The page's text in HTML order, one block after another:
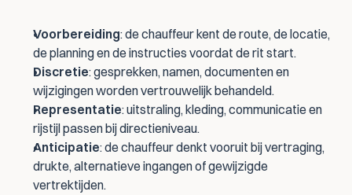
Voorbereiding: de chauffeur kent de route, de locatie,
de planning en de instructies voordat de rit start.
Discretie: gesprekken, namen, documenten en
wijzigingen worden vertrouwelijk behandeld.
Representatie: uitstraling, kleding, communicatie en
rijstijl passen bij directieniveau.
Anticipatie: de chauffeur denkt vooruit bij vertraging,
drukte, alternatieve ingangen of gewijzigde
vertrektijden.